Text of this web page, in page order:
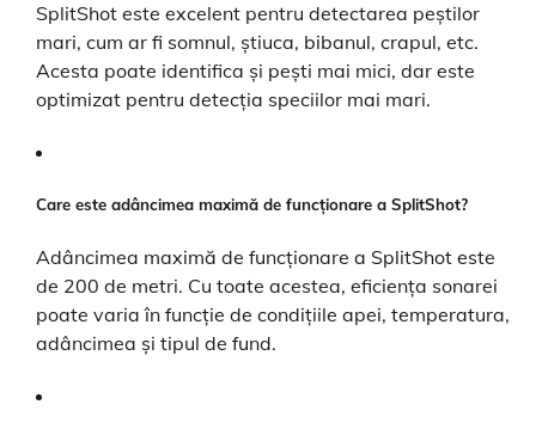
SplitShot este excelent pentru detectarea peștilor
mari, cum ar fi somnul, știuca, bibanul, crapul, etc.
Acesta poate identifica și pești mai mici, dar este
optimizat pentru detecția speciilor mai mari.
Care este adâncimea maximă de funcționare a SplitShot?
Adâncimea maximă de funcționare a SplitShot este
de 200 de metri. Cu toate acestea, eficiența sonarei
poate varia în funcție de condițiile apei, temperatura,
adâncimea și tipul de fund.